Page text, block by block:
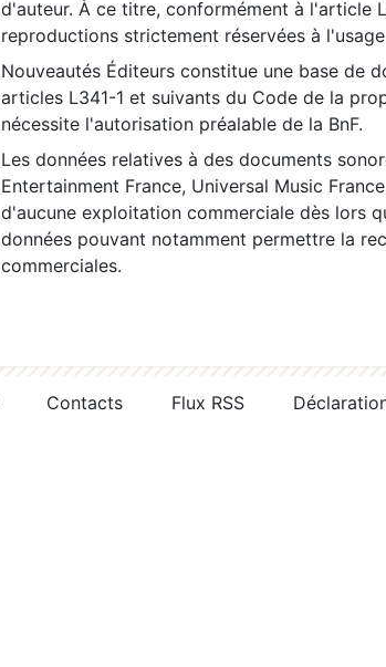
d'auteur. À ce titre, conformément à l'article
reproductions strictement réservées à
Nouveautés Éditeurs constitue une base de
articles L341-1 et suivants du Code de la
nécessite l'autorisation préalable de la BnF.
Les données relatives à des documents
Entertainment France, Universal Music
d'aucune exploitation commerciale dès lors
données pouvant notamment permettre la
commerciales.
Contacts Flux RSS